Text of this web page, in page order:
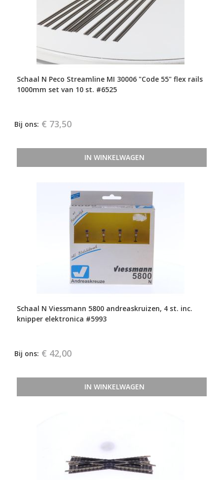
Schaal N Peco Streamline MI 30006 "Code 55" flex rails
1000mm set van 10 st. #6525
Bij ons: € 73,50
IN WINKELWAGEN
Schaal N Viessmann 5800 andreaskruizen, 4 st. inc.
knipper elektronica #5993
Bij ons: € 42,00
IN WINKELWAGEN